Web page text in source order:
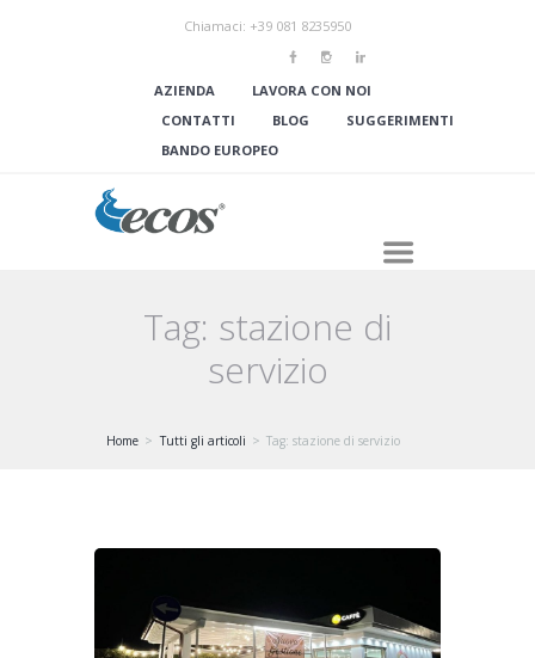
Chiamaci: +39 081 8235950
AZIENDA
LAVORA CON NOI
CONTATTI
BLOG
SUGGERIMENTI
BANDO EUROPEO
Tag: stazione di
servizio
Home Tutti gli articoli Tag: stazione di servizio